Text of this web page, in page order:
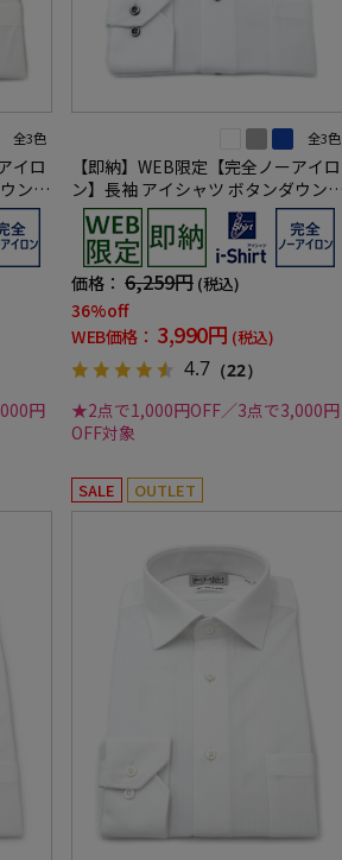
全3色
イロ
ン
シ
円
全3色
【即納】WEB限定【完全ノーアイロ
ン】長袖 アイシャツ ボタンダウン
ストレッチ ロンビック柄 i-shirt ワ
イシャツ 通年
価格： 6,259円 (税込)
36%off
WEB価格： 3,990円 (税込)
4.7 （22）
★2点で1,000円OFF／3点で3,000円
OFF対象
SALE OUTLET